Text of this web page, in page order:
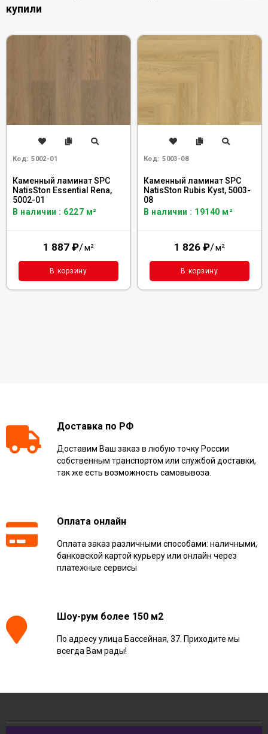
купили
Код: 5002-01
Каменный ламинат SPC
NatisSton Essential Rena,
5002-01
В наличии : 6227 м²
1 887 ₽/м²
В корзину
Код: 5003-08
Каменный ламинат SPC
NatisSton Rubis Kyst, 5003-
08
В наличии : 19140 м²
1 826 ₽/м²
В корзину
Доставка по РФ
Доставим Ваш заказ в любую точку России
собственным транспортом или службой доставки,
так же есть возможность самовывоза.
Оплата онлайн
Оплата заказ различными способами: наличными,
банковской картой курьеру или онлайн через
платежные сервисы
Шоу-рум более 150 м2
По адресу улица Бассейная, 37. Приходите мы
всегда Вам рады!